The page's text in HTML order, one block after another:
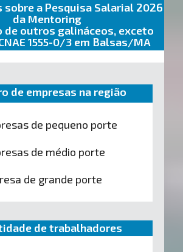
sobre a Pesquisa Salarial 2026
da Mentoring
de outros galináceos, exceto
1555-0/3 em Balsas/MA
de empresas na região
de pequeno porte
de médio porte
de grande porte
de trabalhadores